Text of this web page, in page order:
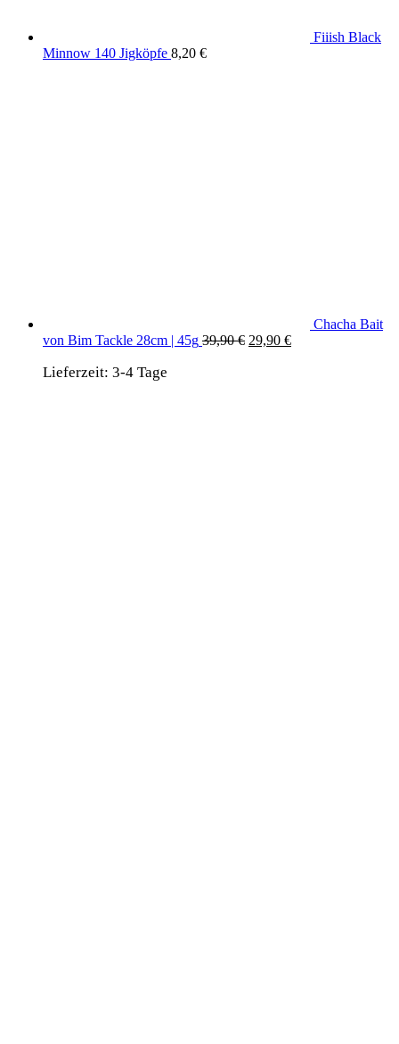
Fiiish Black
Minnow 140 Jigköpfe 8,20 €
Chacha Bait
von Bim Tackle 28cm | 45g 39,90€ Ursprünglicher
29,90 €Aktueller
Lieferzeit: 3-4 Tage